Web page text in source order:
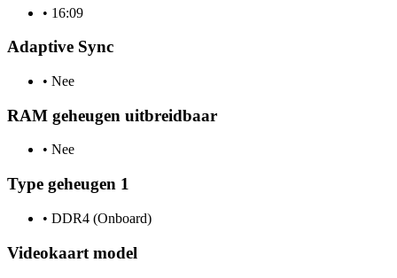
• 16:09
Adaptive Sync
• Nee
RAM geheugen uitbreidbaar
• Nee
Type geheugen 1
• DDR4 (Onboard)
Videokaart model